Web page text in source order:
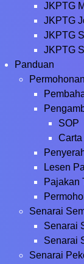
JKPTG
JKPTG
JKPTG
JKPTG
Panduan
Permohonan
SOP
Carta
Lesen
Pajakan
Senarai
Senarai
Senarai
Senarai